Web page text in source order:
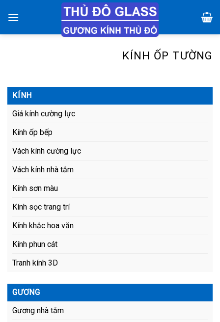
đến
KÍNH ỐP TƯỜNG
KÍNH
Giá kính cường lực
Kính ốp bếp
Vách kính cường lực
Vách kính nhà tắm
Kính sơn màu
Kính sọc trang trí
Kính khắc hoa văn
Kính phun cát
Tranh kính 3D
GƯƠNG
Gương nhà tắm